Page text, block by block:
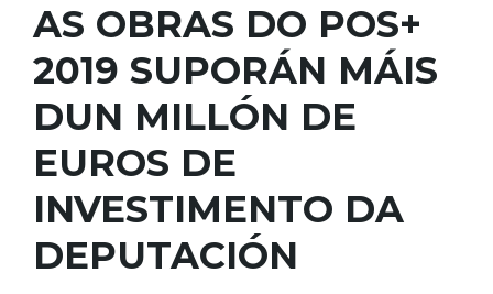
AS OBRAS DO POS+
2019 SUPORÁN MÁIS
DUN MILLÓN DE
EUROS DE
INVESTIMENTO DA
DEPUTACIÓN